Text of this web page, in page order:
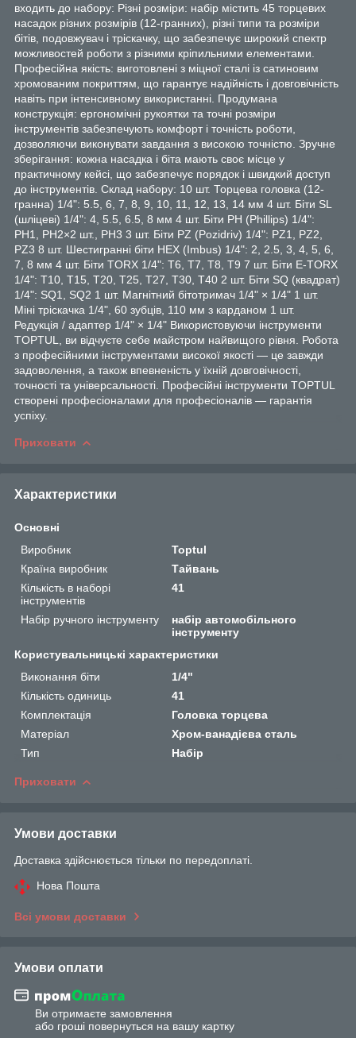
входить до набору: Різні розміри: набір містить 45 торцевих
насадок різних розмірів (12-гранних), різні типи та розміри
бітів, подовжувач і тріскачку, що забезпечує широкий спектр
можливостей роботи з різними кріпильними елементами.
Професійна якість: виготовлені з міцної сталі із сатиновим
хромованим покриттям, що гарантує надійність і довговічність
навіть при інтенсивному використанні. Продумана
конструкція: ергономічні рукоятки та точні розміри
інструментів забезпечують комфорт і точність роботи,
дозволяючи виконувати завдання з високою точністю. Зручне
зберігання: кожна насадка і біта мають своє місце у
практичному кейсі, що забезпечує порядок і швидкий доступ
до інструментів. Склад набору: 10 шт. Торцева головка (12-
гранна) 1/4": 5.5, 6, 7, 8, 9, 10, 11, 12, 13, 14 мм 4 шт. Біти SL
(шліцеві) 1/4": 4, 5.5, 6.5, 8 мм 4 шт. Біти PH (Phillips) 1/4":
PH1, PH2×2 шт., PH3 3 шт. Біти PZ (Pozidriv) 1/4": PZ1, PZ2,
PZ3 8 шт. Шестигранні біти HEX (Imbus) 1/4": 2, 2.5, 3, 4, 5, 6,
7, 8 мм 4 шт. Біти TORX 1/4": T6, T7, T8, T9 7 шт. Біти E-TORX
1/4": T10, T15, T20, T25, T27, T30, T40 2 шт. Біти SQ (квадрат)
1/4": SQ1, SQ2 1 шт. Магнітний бітотримач 1/4" × 1/4" 1 шт.
Міні тріскачка 1/4", 60 зубців, 110 мм з карданом 1 шт.
Редукція / адаптер 1/4" × 1/4" Використовуючи інструменти
TOPTUL, ви відчуєте себе майстром найвищого рівня. Робота
з професійними інструментами високої якості — це завжди
задоволення, а також впевненість у їхній довговічності,
точності та універсальності. Професійні інструменти TOPTUL
створені професіоналами для професіоналів — гарантія
успіху.
Приховати
Характеристики
Основні
Виробник
Toptul
Країна виробник
Тайвань
Кількість в наборі
інструментів
41
Набір ручного інструменту
набір автомобільного
інструменту
Користувальницькі характеристики
Виконання біти
1/4"
Кількість одиниць
41
Комплектація
Головка торцева
Матеріал
Хром-ванадієва сталь
Тип
Набір
Приховати
Умови доставки
Доставка здійснюється тільки по передоплаті.
Нова Пошта
Всі умови доставки
Умови оплати
Ви отримаєте замовлення
або гроші повернуться на вашу картку